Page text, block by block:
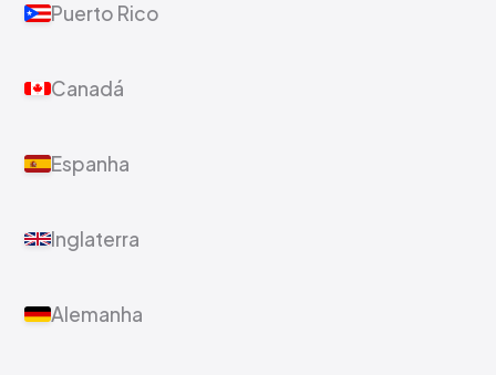
Puerto Rico
Canadá
Espanha
Inglaterra
Alemanha